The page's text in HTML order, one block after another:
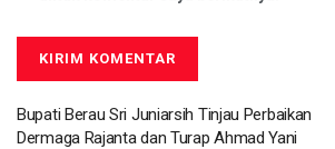
Bupati Berau Sri Juniarsih Tinjau Perbaikan
Dermaga Rajanta dan Turap Ahmad Yani